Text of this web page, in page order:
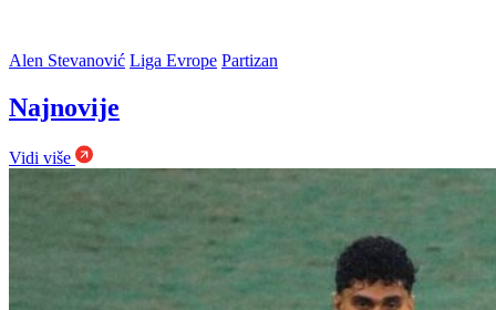
Alen Stevanović Liga Evrope Partizan
Najnovije
Vidi više